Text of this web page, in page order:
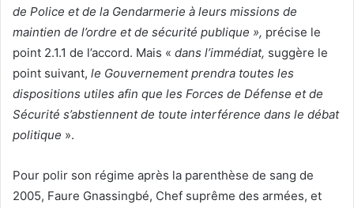
de Police et de la Gendarmerie à leurs missions de
maintien de l’ordre et de sécurité publique », précise le
point 2.1.1 de l’accord. Mais « dans l’immédiat, suggère le
point suivant, le Gouvernement prendra toutes les
dispositions utiles afin que les Forces de Défense et de
Sécurité s’abstiennent de toute interférence dans le débat
politique ».
Pour polir son régime après la parenthèse de sang de
2005, Faure Gnassingbé, Chef suprême des armées, et